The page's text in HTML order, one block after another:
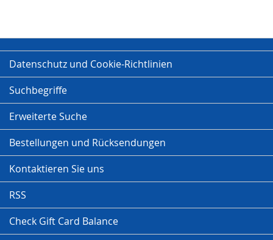
Datenschutz und Cookie-Richtlinien
Suchbegriffe
Erweiterte Suche
Bestellungen und Rücksendungen
Kontaktieren Sie uns
RSS
Check Gift Card Balance